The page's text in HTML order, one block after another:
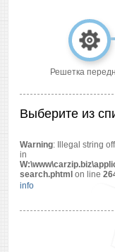
Решетка
Выберите из
Warning: Illegal string
in
search.phtml on line
info